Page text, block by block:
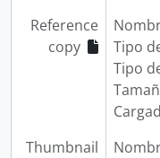
Reference
copy
Tipo
Tipo
Thumbnail